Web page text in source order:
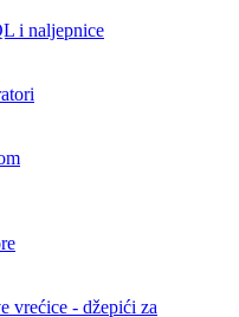
i naljepnice
vrećice - džepići za